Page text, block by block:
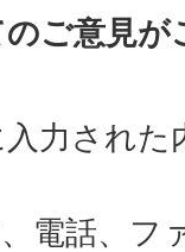
ご意見
力された
電話、フ